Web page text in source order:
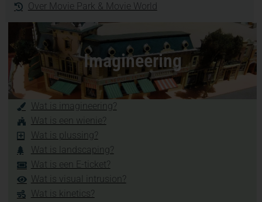
Over Movie Park & Movie World
Imagineering
Wat is imagineering?
Wat is een wienie?
Wat is plussing?
Wat is landscaping?
Wat is een E-ticket?
Wat is visual intrusion?
Wat is kinetics?